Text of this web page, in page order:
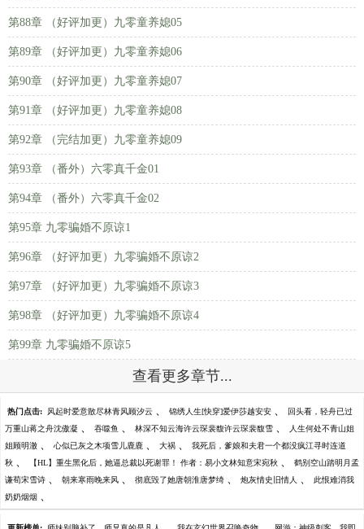
第88章 （好评加更）九零童养媳05
第89章 （好评加更）九零童养媳06
第90章 （好评加更）九零童养媳07
第91章 （好评加更）九零童养媳08
第92章 （完结加更）九零童养媳09
第93章 （番外）六零真千金01
第94章 （番外）六零真千金02
第95章 九零骗婚不原谅1
第96章 （好评加更）九零骗婚不原谅2
第97章 （好评加更）九零骗婚不原谅3
第98章 （好评加更）九零骗婚不原谅4
第99章 九零骗婚不原谅5
查看更多章节...
热门点击: 风起时爱意散尽林青风顾汐云 、 锦绣人生[快穿]爱伊莎越安安 、 回头看，轻舟已过
万重山蒋之舟沈傲凝 、 吞噬鱼 、 林深不知云海许云琛裴馥许云琛裴馥雪 、 人生何处不青山姐
姐顾明澈 、 心似已灰之木项雪儿鹿鹿 、 大祸 、 我死后，爹娘和夫君一个都没疯江寻时连道
秋 、 【HL】重生黑化后，她逼总裁以死谢罪！ 作者：易小文林知意宋宛秋 、 鹤别空山踏明月孟
谦荀宋雪诗 、 朝来寒雨晚来风 、 彻底毁了她唐朝淮唐梦绮 、 炮灰情史旧情人 、 此恨难消我
奶奶烟烟 、